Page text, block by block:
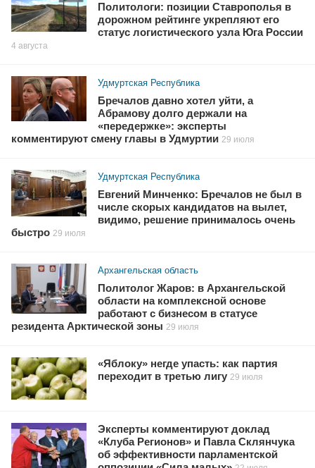
Политологи: позиции Ставрополья в
дорожном рейтинге укрепляют его
статус логистического узла Юга России
4 августа
Удмуртская Республика
Бречалов давно хотел уйти, а
Абрамову долго держали на
«передержке»: эксперты
комментируют смену главы в Удмуртии 29 июля
Удмуртская Республика
Евгений Минченко: Бречалов не был в
числе скорых кандидатов на вылет,
видимо, решение принималось очень
быстро 29 июля
Архангельская область
Политолог Жаров: в Архангельской
области на комплексной основе
работают с бизнесом в статусе
резидента Арктической зоны 29 июля
«Яблоку» негде упасть: как партия
переходит в третью лигу 29 июля
Эксперты комментируют доклад
«Клуба Регионов» и Павла Склянчука
об эффективности парламентской